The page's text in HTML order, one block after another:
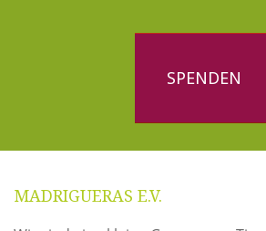
SPENDEN
MADRIGUERAS E.V.